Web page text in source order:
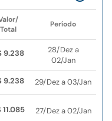
Total
Período
9.238
28/Dez a
02/Jan
9.238 29/Dez a 03/Jan
11.085 27/Dez a 02/Jan